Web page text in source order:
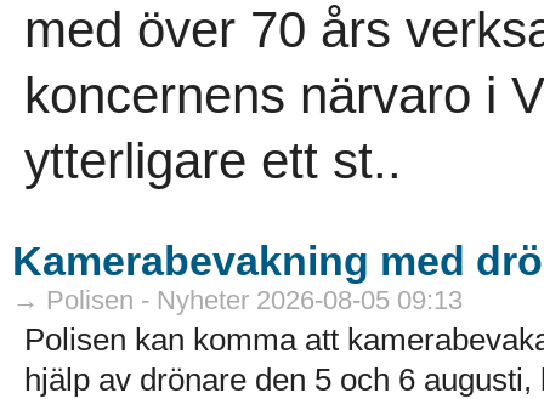
med över 70 års
koncernens närvaro i
ytterligare ett st..
Kamerabevakning med
→ Polisen - Nyheter 2026-08-05 09:13
Polisen kan komma att
hjälp av drönare den 5 och 6 augusti,